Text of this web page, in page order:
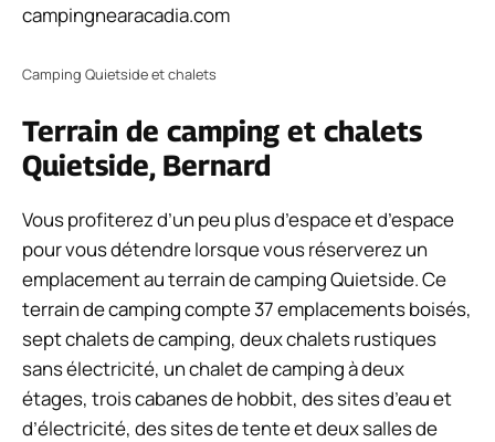
campingnearacadia.com
Camping Quietside et chalets
Terrain de camping et chalets
Quietside, Bernard
Vous profiterez d’un peu plus d’espace et d’espace
pour vous détendre lorsque vous réserverez un
emplacement au terrain de camping Quietside. Ce
terrain de camping compte 37 emplacements boisés,
sept chalets de camping, deux chalets rustiques
sans électricité, un chalet de camping à deux
étages, trois cabanes de hobbit, des sites d’eau et
d’électricité, des sites de tente et deux salles de